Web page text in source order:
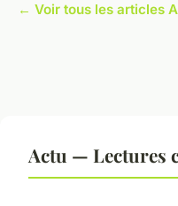
← Voir tous les articles
Actu — Lectures